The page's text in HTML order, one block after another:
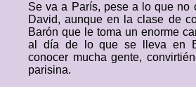
Se va a París, pese a lo que no
David, aunque en la clase de
Barón que le toma un enorme
al día de lo que se lleva en
conocer mucha gente,
parisina.